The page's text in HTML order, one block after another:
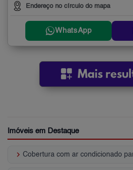
Endereço no círculo do mapa
WhatsApp
Imóveis em Destaque
keyboard_arrow_right